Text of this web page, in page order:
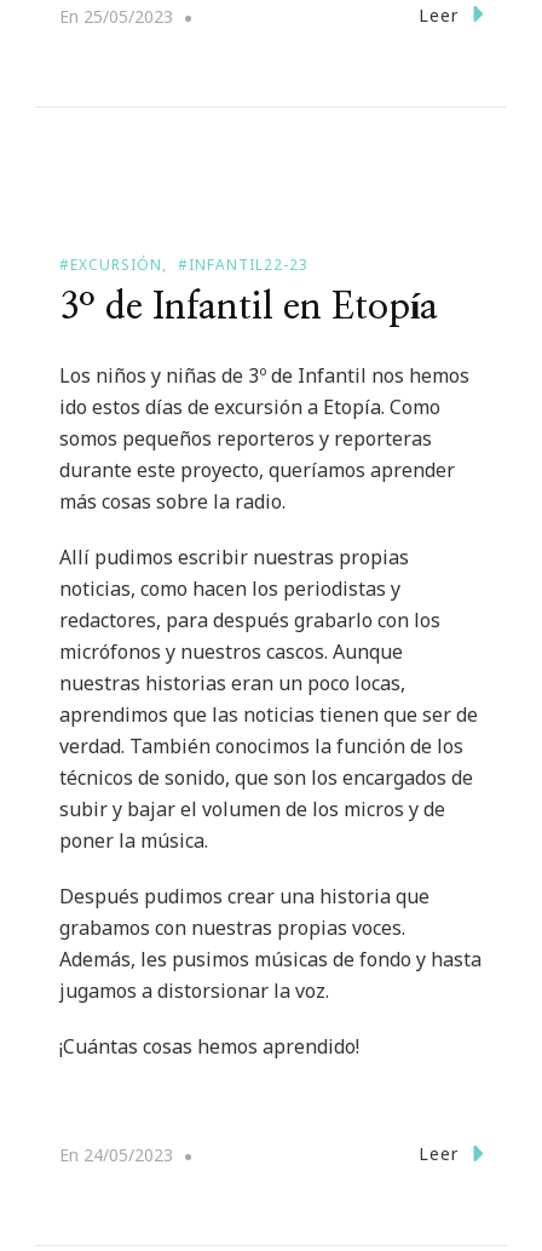
En 25/05/2023 Leer
#EXCURSIÓN #INFANTIL22-23
3º de Infantil en Etopía
Los niños y niñas de 3º de Infantil nos hemos
ido estos días de excursión a Etopía. Como
somos pequeños reporteros y reporteras
durante este proyecto, queríamos aprender
más cosas sobre la radio.
Allí pudimos escribir nuestras propias
noticias, como hacen los periodistas y
redactores, para después grabarlo con los
micrófonos y nuestros cascos. Aunque
nuestras historias eran un poco locas,
aprendimos que las noticias tienen que ser de
verdad. También conocimos la función de los
técnicos de sonido, que son los encargados de
subir y bajar el volumen de los micros y de
poner la música.
Después pudimos crear una historia que
grabamos con nuestras propias voces.
Además, les pusimos músicas de fondo y hasta
jugamos a distorsionar la voz.
¡Cuántas cosas hemos aprendido!
En 24/05/2023 Leer